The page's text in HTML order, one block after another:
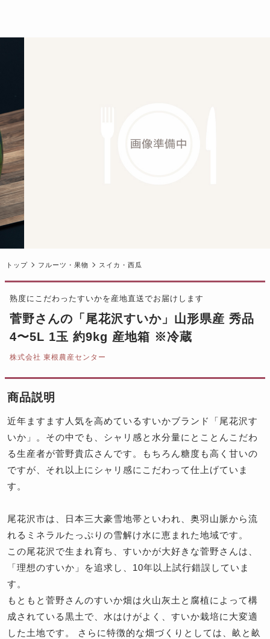
トップ フルーツ・果物 スイカ・西瓜
熟度にこだわったすいかを産地直送でお届けします
菅野さんの「尾花沢すいか」山形県産 秀品
4〜5L 1玉 約9kg 産地箱 ※冷蔵
株式会社 東根農産センター
商品説明
近年ますます人気を高めているすいかブランド「尾花沢す
いか」。その中でも、シャリ感と水分量にとことんこだわ
る生産者が菅野貴広さんです。もちろん糖度も高く甘いの
ですが、それ以上にシャリ感にこだわって仕上げていま
す。
尾花沢市は、日本三大豪雪地帯といわれ、奥羽山脈から流
れるミネラルたっぷりの雪解け水に恵まれた地域です。
この尾花沢で生まれ育ち、すいかが大好きな菅野さんは、
「理想のすいか」を追求し、10年以上試行錯誤していま
す。
もともと菅野さんのすいか畑は火山灰土と腐植によって構
成されている黒土で、水はけがよく、すいか栽培に大変適
した土地です。 さらに特徴的な畑づくりとしては、畝と畝